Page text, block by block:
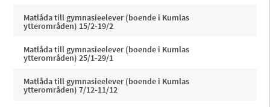
Matlåda till gymnasieelever (boende i Kumlas
ytterområden) 15/2-19/2
Matlåda till gymnasieelever (boende i Kumlas
ytterområden) 25/1-29/1
Matlåda till gymnasieelever (boende i Kumlas
ytterområden) 7/12-11/12